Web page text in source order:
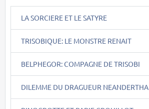
LA SORCIERE ET LE SATYRE
TRISOBIQUE: LE MONSTRE RENAIT
BELPHEGOR: COMPAGNE DE TRISOBI
DILEMME DU DRAGUEUR NEANDERTHA